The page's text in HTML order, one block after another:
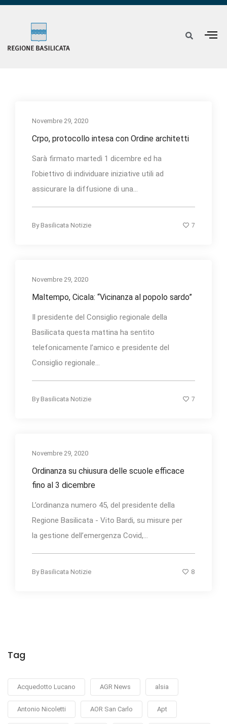
Novembre 29, 2020
Crpo, protocollo intesa con Ordine architetti
Sarà firmato martedì 1 dicembre ed ha
l’obiettivo di individuare iniziative utili ad
assicurare la diffusione di una...
By Basilicata Notizie 7
Novembre 29, 2020
Maltempo, Cicala: “Vicinanza al popolo sardo”
Il presidente del Consiglio regionale della
Basilicata questa mattina ha sentito
telefonicamente l’amico e presidente del
Consiglio regionale...
By Basilicata Notizie 7
Novembre 29, 2020
Ordinanza su chiusura delle scuole efficace
fino al 3 dicembre
L’ordinanza numero 45, del presidente della
Regione Basilicata - Vito Bardi, su misure per
la gestione dell’emergenza Covid,...
By Basilicata Notizie 8
Tag
Acquedotto Lucano AGR News alsia
Antonio Nicoletti AOR San Carlo Apt